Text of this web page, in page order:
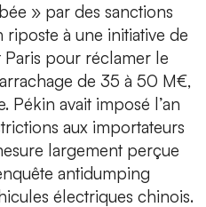
» par des sanctions
à une initiative de
Paris pour réclamer le
de 35 à 50 M€,
Pékin avait imposé l’an
aux importateurs
largement perçue
antidumping
électriques chinois.